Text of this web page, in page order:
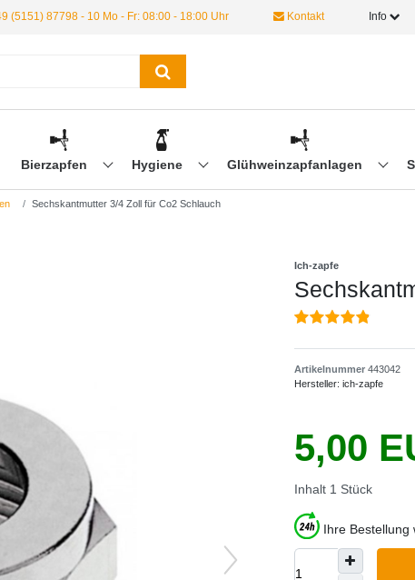
(5151) 87798 - 10 Mo - Fr: 08:00 - 18:00 Uhr Kontakt Info
Bierzapfen Hygiene Glühweinzapfanlagen
Sechskantmutter 3/4 Zoll für Co2 Schlauch
Ich-zapfe
Artikelnummer 443042
Hersteller: ich-zapfe
5,00
Inhalt 1 Stück
Ihre Bestellung